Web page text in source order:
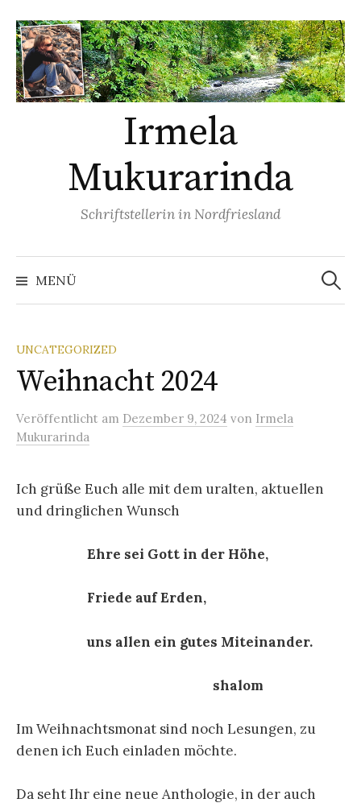
zum
Inhalt
Irmela
Mukurarinda
Schriftstellerin in Nordfriesland
MENÜ
Suchen
nach:
UNCATEGORIZED
Weihnacht 2024
Veröffentlicht am Dezember 9, 2024 von Irmela
Mukurarinda
Ich grüße Euch alle mit dem uralten, aktuellen
und dringlichen Wunsch
Ehre sei Gott in der Höhe,
Friede auf Erden,
uns allen ein gutes Miteinander.
shalom
Im Weihnachtsmonat sind noch Lesungen, zu
denen ich Euch einladen möchte.
Da seht Ihr eine neue Anthologie, in der auch